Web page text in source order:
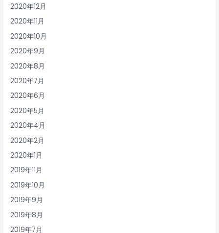
2020年12月
2020年11月
2020年10月
2020年9月
2020年8月
2020年7月
2020年6月
2020年5月
2020年4月
2020年2月
2020年1月
2019年11月
2019年10月
2019年9月
2019年8月
2019年7月